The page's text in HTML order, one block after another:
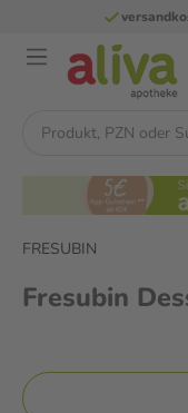
FRESUBIN
Fresubin